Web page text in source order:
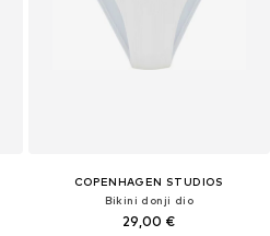
COPENHAGEN STUDIOS
Bikini donji dio
29,00 €